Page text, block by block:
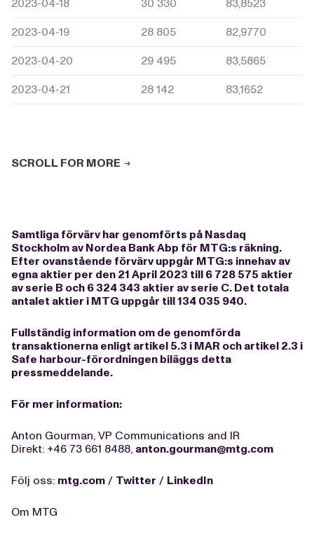
2023-04-18 30 330 83,8523
2023-04-19 28 805 82,9770
2023-04-20 29 495 83,5865
2023-04-21 28 142 83,1652
SCROLL FOR MORE
Samtliga förvärv har genomförts på Nasdaq
Stockholm av Nordea Bank Abp för MTG:s räkning.
Efter ovanstående förvärv uppgår MTG:s innehav av
egna aktier per den 21 April 2023 till 6 728 575 aktier
av serie B och 6 324 343 aktier av serie C. Det totala
antalet aktier i MTG uppgår till 134 035 940.
Fullständig information om de genomförda
transaktionerna enligt artikel 5.3 i MAR och artikel 2.3 i
Safe harbour-förordningen biläggs detta
pressmeddelande.
För mer information:
Anton Gourman, VP Communications and IR
Direkt: +46 73 661 8488, anton.gourman@mtg.com
Följ oss: mtg.com / Twitter / LinkedIn
Om MTG